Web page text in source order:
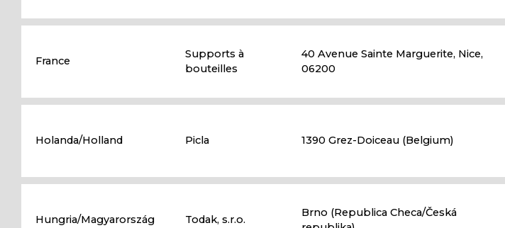
France
Supports à
bouteilles
40 Avenue Sainte Marguerite, Nice,
06200
Holanda/Holland Picla 1390 Grez-Doiceau (Belgium)
Hungria/Magyarország Todak, s.r.o.
Brno (Republica Checa/Česká